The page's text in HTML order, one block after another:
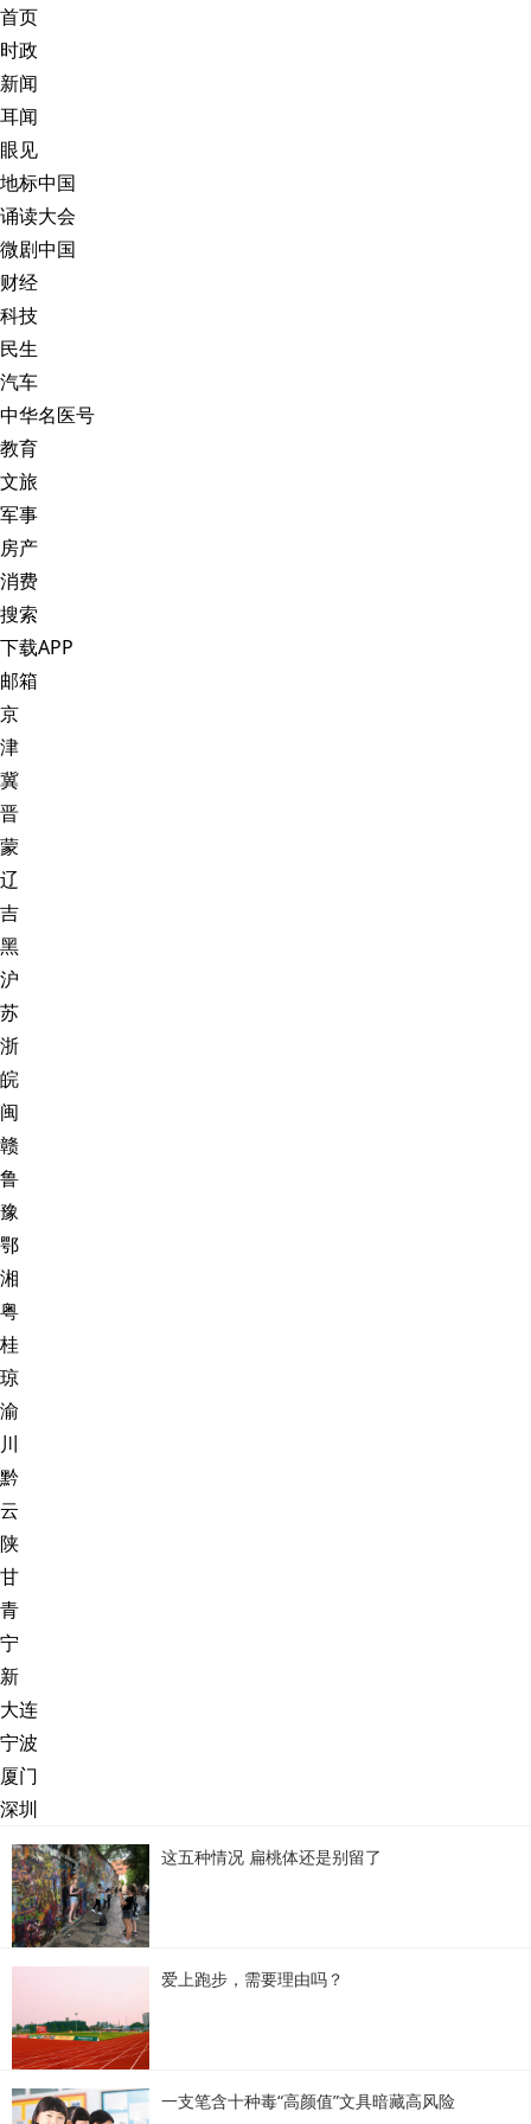
首页
时政
新闻
耳闻
眼见
地标中国
诵读大会
微剧中国
财经
科技
民生
汽车
中华名医号
教育
文旅
军事
房产
消费
搜索
下载APP
邮箱
京
津
冀
晋
蒙
辽
吉
黑
沪
苏
浙
皖
闽
赣
鲁
豫
鄂
湘
粤
桂
琼
渝
川
黔
云
陕
甘
青
宁
新
大连
宁波
厦门
深圳
这五种情况 扁桃体还是别留了
爱上跑步，需要理由吗？
一支笔含十种毒“高颜值”文具暗藏高风险